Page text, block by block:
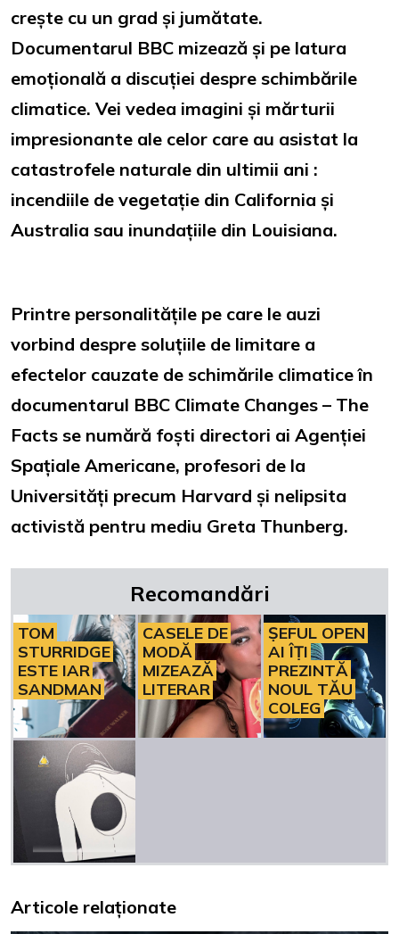
crește cu un grad și jumătate.
Documentarul BBC mizează și pe latura
emoțională a discuției despre schimbările
climatice. Vei vedea imagini și mărturii
impresionante ale celor care au asistat la
catastrofele naturale din ultimii ani :
incendiile de vegetație din California și
Australia sau inundațiile din Louisiana.
Printre personalitățile pe care le auzi
vorbind despre soluțiile de limitare a
efectelor cauzate de schimările climatice în
documentarul BBC Climate Changes – The
Facts se numără foști directori ai Agenției
Spațiale Americane, profesori de la
Universități precum Harvard și nelipsita
activistă pentru mediu Greta Thunberg.
Recomandări
TOM
STURRIDGE
ESTE IAR
SANDMAN
CASELE DE
MODĂ
MIZEAZĂ
LITERAR
ȘEFUL OPEN
AI ÎȚI
PREZINTĂ
NOUL TĂU
COLEG
Articole relaționate